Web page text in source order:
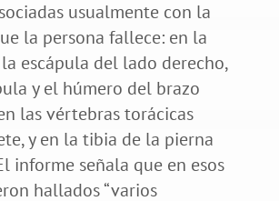
usualmente con la
la persona fallece: en la
escápula del lado derecho,
y el húmero del brazo
las vértebras torácicas
y en la tibia de la pierna
informe señala que en esos
hallados “varios